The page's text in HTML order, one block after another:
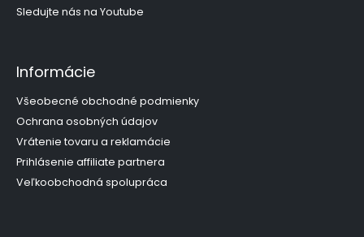
Sledujte nás na Youtube
Informácie
Všeobecné obchodné podmienky
Ochrana osobných údajov
Vrátenie tovaru a reklamácie
Prihlásenie affiliate partnera
Veľkoobchodná spolupráca